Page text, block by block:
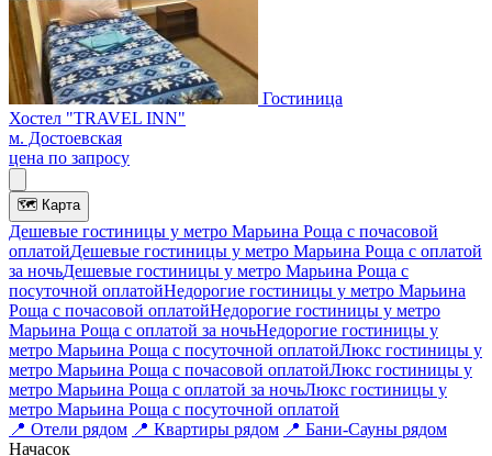
Гостиница
Хостел "TRAVEL INN"
м. Достоевская
цена по запросу
🗺 Карта
Дешевые гостиницы у метро Марьина Роща c почасовой
оплатойДешевые гостиницы у метро Марьина Роща с оплатой
за ночьДешевые гостиницы у метро Марьина Роща c
посуточной оплатойНедорогие гостиницы у метро Марьина
Роща c почасовой оплатойНедорогие гостиницы у метро
Марьина Роща с оплатой за ночьНедорогие гостиницы у
метро Марьина Роща c посуточной оплатойЛюкс гостиницы у
метро Марьина Роща c почасовой оплатойЛюкс гостиницы у
метро Марьина Роща с оплатой за ночьЛюкс гостиницы у
метро Марьина Роща c посуточной оплатой
📍 Отели рядом 📍 Квартиры рядом 📍 Бани-Сауны рядом
Начасок